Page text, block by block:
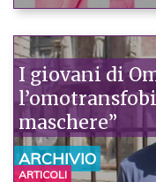
I giovani di
maschere”
ARCHIVIO
ARTICOLI